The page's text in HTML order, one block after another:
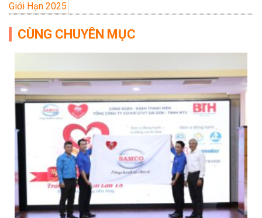
Giới Hạn 2025
CÙNG CHUYÊN MỤC